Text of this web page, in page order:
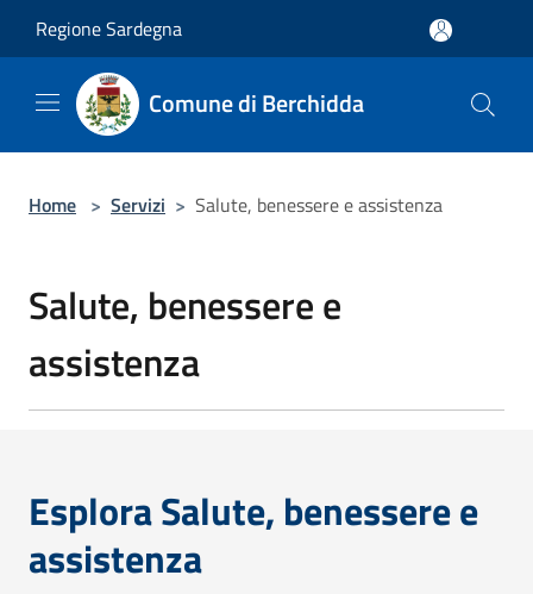
Regione Sardegna
Comune di Berchidda
Home > Servizi > Salute, benessere e assistenza
Salute, benessere e
assistenza
Esplora Salute, benessere e
assistenza